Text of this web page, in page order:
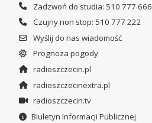
Zadzwoń do studia: 510 777 666
Czujny non stop: 510 777 222
Wyślij do nas wiadomość
Prognoza pogody
radioszczecin.pl
radioszczecinextra.pl
radioszczecin.tv
Biuletyn Informacji Publicznej